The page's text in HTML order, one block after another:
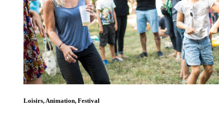
Loisirs, Animation, Festival